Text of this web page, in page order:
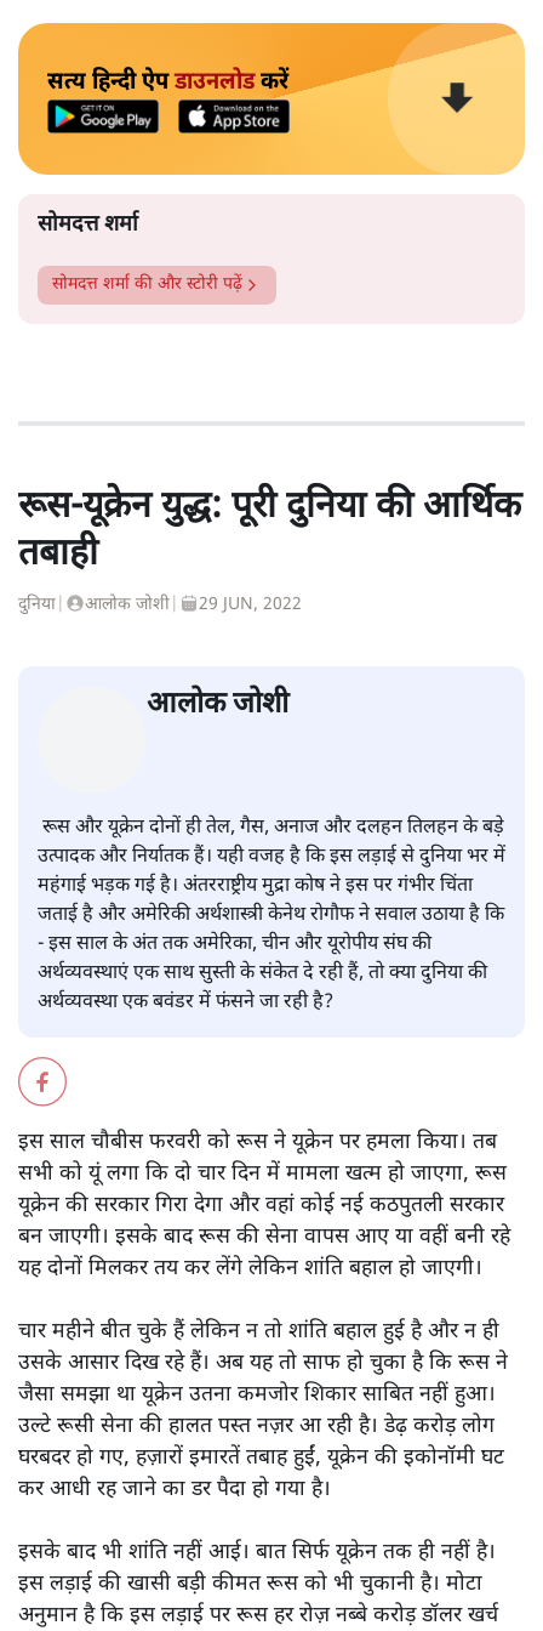
सत्य हिन्दी ऐपडाउनलोडकरें
सोमदत्त शर्मा
सोमदत्त शर्मा की और स्टोरी पढ़ें
रूस-यूक्रेन युद्ध: पूरी दुनिया की आर्थिक
तबाही
दुनिया आलोक जोशी 29 JUN, 2022
आलोक जोशी
रूस और यूक्रेन दोनों ही तेल, गैस, अनाज और दलहन तिलहन के बड़े
उत्पादक और निर्यातक हैं। यही वजह है कि इस लड़ाई से दुनिया भर में
महंगाई भड़क गई है। अंतरराष्ट्रीय मुद्रा कोष ने इस पर गंभीर चिंता
जताई है और अमेरिकी अर्थशास्त्री केनेथ रोगौफ ने सवाल उठाया है कि
- इस साल के अंत तक अमेरिका, चीन और यूरोपीय संघ की
अर्थव्यवस्थाएं एक साथ सुस्ती के संकेत दे रही हैं, तो क्या दुनिया की
इस साल चौबीस फरवरी को रूस ने यूक्रेन पर हमला किया। तब
सभी को यूं लगा कि दो चार दिन में मामला खत्म हो जाएगा, रूस
यूक्रेन की सरकार गिरा देगा और वहां कोई नई कठपुतली सरकार
यह दोनों मिलकर तय कर लेंगे लेकिन शांति बहाल हो जाएगी।
चार महीने बीत चुके हैं लेकिन न तो शांति बहाल हुई है और न ही